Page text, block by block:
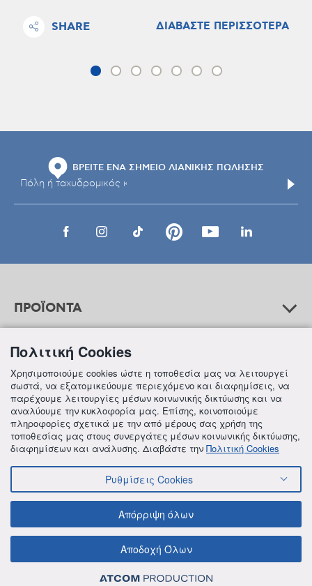
SHARE ΔΙΑΒΑΣΤΕ ΠΕΡΙΣΣΟΤΕΡΑ
ΒΡΕΙΤΕ ΕΝΑ ΣΗΜΕΙΟ ΛΙΑΝΙΚΗΣ ΠΩΛΗΣΗΣ
ΠΡΟΪΟΝΤΑ
ΒΟΗΘΕΙΑ
ΠΛΗΡΟΦΟΡΙΕΣ
© 2018 FREZYDERM A.B.Ε.E. ALL RIGHTS RESERVED
ΠΟΛΙΤΙΚΗ ΕΣΩΤΕΡΙΚΩΝ ΑΝΑΦΟΡΩΝ & ΚΑΤΑΓΓΕΛΙΩΝ (Ν. 4990/22)
ΠΟΛΙΤΙΚΗ ΑΠΟΡΡΗΤΟΥ ΤΗΣ FREZYDERM
ΠΟΛΙΤΙΚΗ ΓΙΑ ΤΑ COOKIES
ΟΙΚΟΝΟΜΙΚΑ ΣΤΟΙΧΕΙΑ ΤΗΣ FREZYDERM
Πολιτική Cookies
Χρησιμοποιούμε cookies ώστε η τοποθεσία μας να λειτουργεί
σωστά, να εξατομικεύουμε περιεχόμενο και διαφημίσεις, να
παρέχουμε λειτουργίες μέσων κοινωνικής δικτύωσης και να
αναλύουμε την κυκλοφορία μας. Επίσης, κοινοποιούμε
πληροφορίες σχετικά με την από μέρους σας χρήση της
τοποθεσίας μας στους συνεργάτες μέσων κοινωνικής δικτύωσης,
διαφημίσεων και ανάλυσης. Διαβάστε την Πολιτική Cookies
Ρυθμίσεις Cookies
Απόρριψη όλων
Αποδοχή Όλων